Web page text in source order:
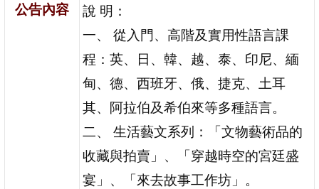
公告內容
說 明：
一、 從入門、高階及實用性語言課
程：英、日、韓、越、泰、印尼、緬
甸、德、西班牙、俄、捷克、土耳
其、阿拉伯及希伯來等多種語言。
二、 生活藝文系列：「文物藝術品的
收藏與拍賣」、「穿越時空的宮廷盛
宴」、「來去故事工作坊」。